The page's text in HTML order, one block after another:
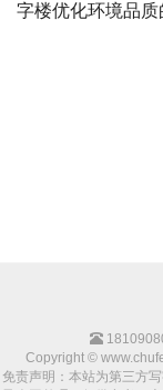
字楼优化环境品质
Copyright ©
免责声明：本站为第三方